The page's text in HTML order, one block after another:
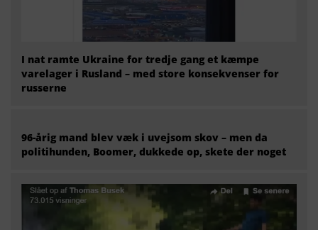
I nat ramte Ukraine for tredje gang et kæmpe
varelager i Rusland – med store konsekvenser for
russerne
96-årig mand blev væk i uvejsom skov – men da
politihunden, Boomer, dukkede op, skete der noget